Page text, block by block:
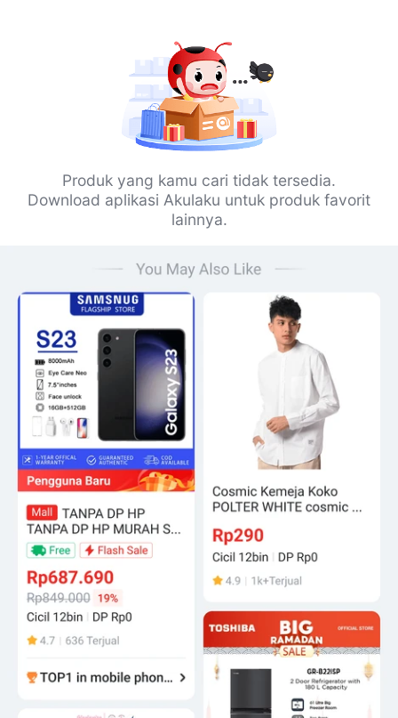
Produk yang kamu cari tidak tersedia.
Download aplikasi Akulaku untuk produk favorit
lainnya.